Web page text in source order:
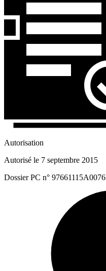
Autorisation
Autorisé le 7 septembre 2015
Dossier PC n° 97661115A0076